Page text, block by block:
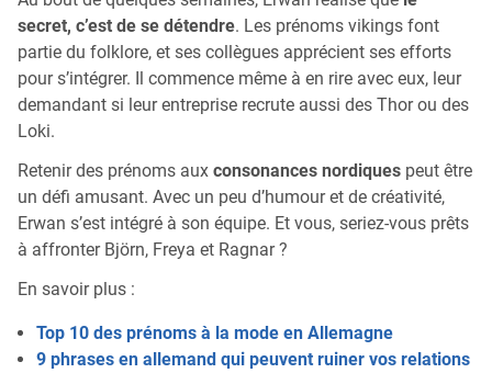
secret, c’est de se détendre. Les prénoms vikings font
partie du folklore, et ses collègues apprécient ses efforts
pour s’intégrer. Il commence même à en rire avec eux, leur
demandant si leur entreprise recrute aussi des Thor ou des
Loki.
Retenir des prénoms aux consonances nordiques peut être
un défi amusant. Avec un peu d’humour et de créativité,
Erwan s’est intégré à son équipe. Et vous, seriez-vous prêts
à affronter Björn, Freya et Ragnar ?
En savoir plus :
Top 10 des prénoms à la mode en Allemagne
9 phrases en allemand qui peuvent ruiner vos relations